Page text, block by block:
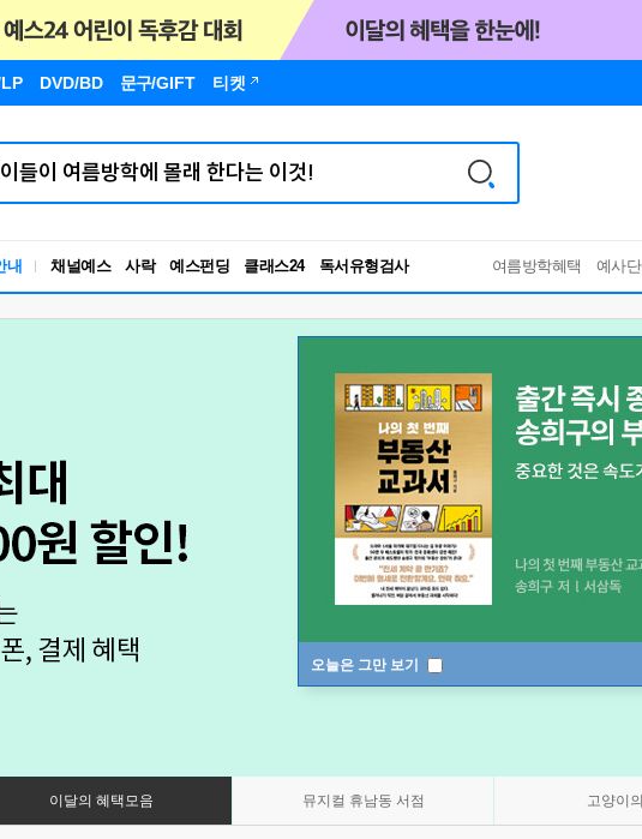
DVD/BD 문구/GIFT 티켓
내 채널예스 사락 예스펀딩 클래스24
독서유형검사
RBTI Lab
독서유형검사
여름방학혜택 예사
오늘은 그만 보기
이달의 혜택모음 뮤지컬 휴남동 서점 고양이